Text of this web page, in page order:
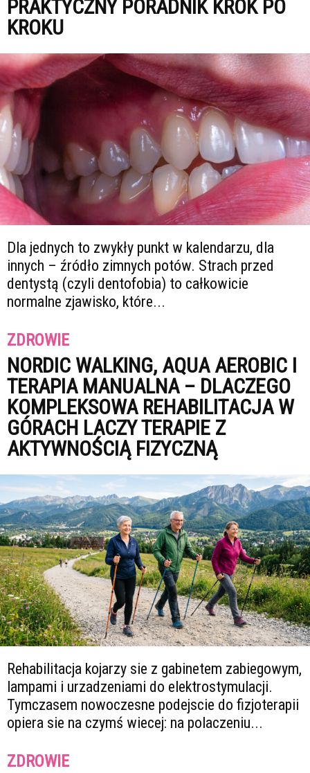
PRAKTYCZNY PORADNIK KROK PO
KROKU
Dla jednych to zwykły punkt w kalendarzu, dla
innych – źródło zimnych potów. Strach przed
dentystą (czyli dentofobia) to całkowicie
normalne zjawisko, które...
ZDROWIE
NORDIC WALKING, AQUA AEROBIC I
TERAPIA MANUALNA – DLACZEGO
KOMPLEKSOWA REHABILITACJA W
GÓRACH LACZY TERAPIE Z
AKTYWNOŚCIĄ FIZYCZNĄ
Rehabilitacja kojarzy sie z gabinetem zabiegowym,
lampami i urzadzeniami do elektrostymulacji.
Tymczasem nowoczesne podejscie do fizjoterapii
opiera sie na czymś wiecej: na polaczeniu...
ZDROWIE